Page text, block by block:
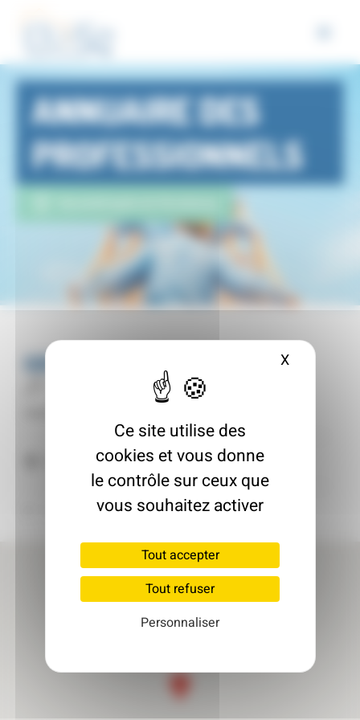
ANNUAIRE DES
PROFESSIONNELS
GENIE CLIMAT
Entreprise de travaux
67450 Lampertheim
Retour à l'annuaire
Ce site utilise des
cookies et vous donne
le contrôle sur ceux que
vous souhaitez activer
Tout accepter
Tout refuser
Personnaliser
XMasquer